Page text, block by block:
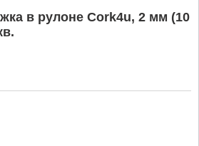
в рулоне Cork4u, 2 мм (10